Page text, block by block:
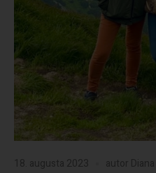
18. augusta 2023 autor